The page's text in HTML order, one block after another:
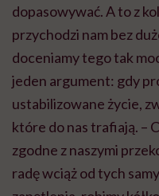
dopasowywać. A to z
przychodzi nam bez
doceniamy tego tak
jeden argument: gdy
ustabilizowane życie,
które do nas trafiają. –
zgodne z naszymi
radę wciąż od tych